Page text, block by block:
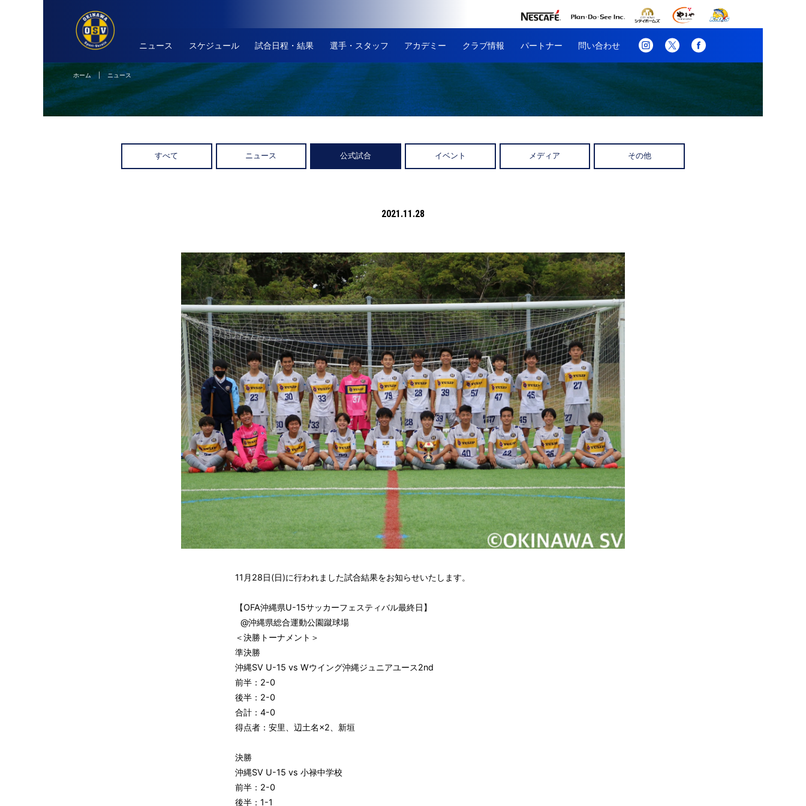
ニュース スケジュール 試合日程・結果 選手・スタッフ アカデミー クラブ情報 パートナー 問い合わせ
ホーム| ニュース
すべて ニュース 公式試合 イベント メディア その他
2021.11.28
11月28日(日)に行われました試合結果をお知らせいたします。
【OFA沖縄県U-15サッカーフェスティバル最終日】
@沖縄県総合運動公園蹴球場
＜決勝トーナメント＞
準決勝
沖縄SV U-15 vs Wウイング沖縄ジュニアユース2nd
前半：2-0
後半：2-0
合計：4-0
得点者：安里、辺土名×2、新垣
決勝
沖縄SV U-15 vs 小禄中学校
前半：2-0
後半：1-1